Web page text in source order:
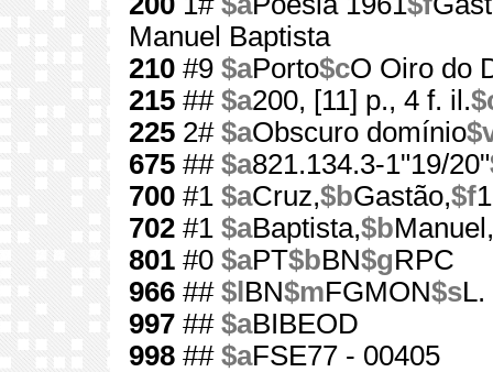
Manuel Baptista
210 #9 $aPorto$cO Oiro do
215 ## $a200, [11] p., 4 f. il.
225 2# $aObscuro domínio
675 ## $a821.134.3-1"19/20"
700 #1 $aCruz,$bGastão,$f
702 #1 $aBaptista,$bManuel,
801 #0 $aPT$bBN$gRPC
966 ## $l BN$mFGMON$sL.
997 ## $aBIBEOD
998 ## $aFSE77 - 00405